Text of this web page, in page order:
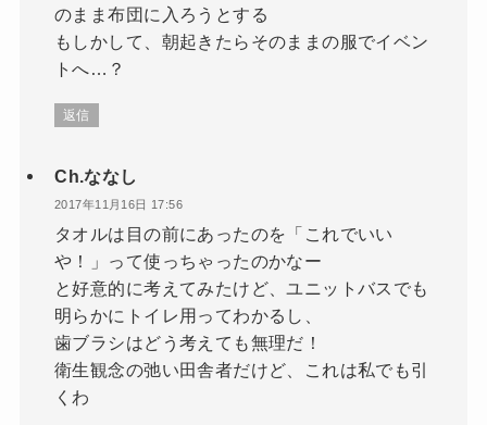
のまま布団に入ろうとする
もしかして、朝起きたらそのままの服でイベン
トへ…？
返信
Ch.ななし
2017年11月16日 17:56
タオルは目の前にあったのを「これでいい
や！」って使っちゃったのかなー
と好意的に考えてみたけど、ユニットバスでも
明らかにトイレ用ってわかるし、
歯ブラシはどう考えても無理だ！
衛生観念の弛い田舎者だけど、これは私でも引
くわ